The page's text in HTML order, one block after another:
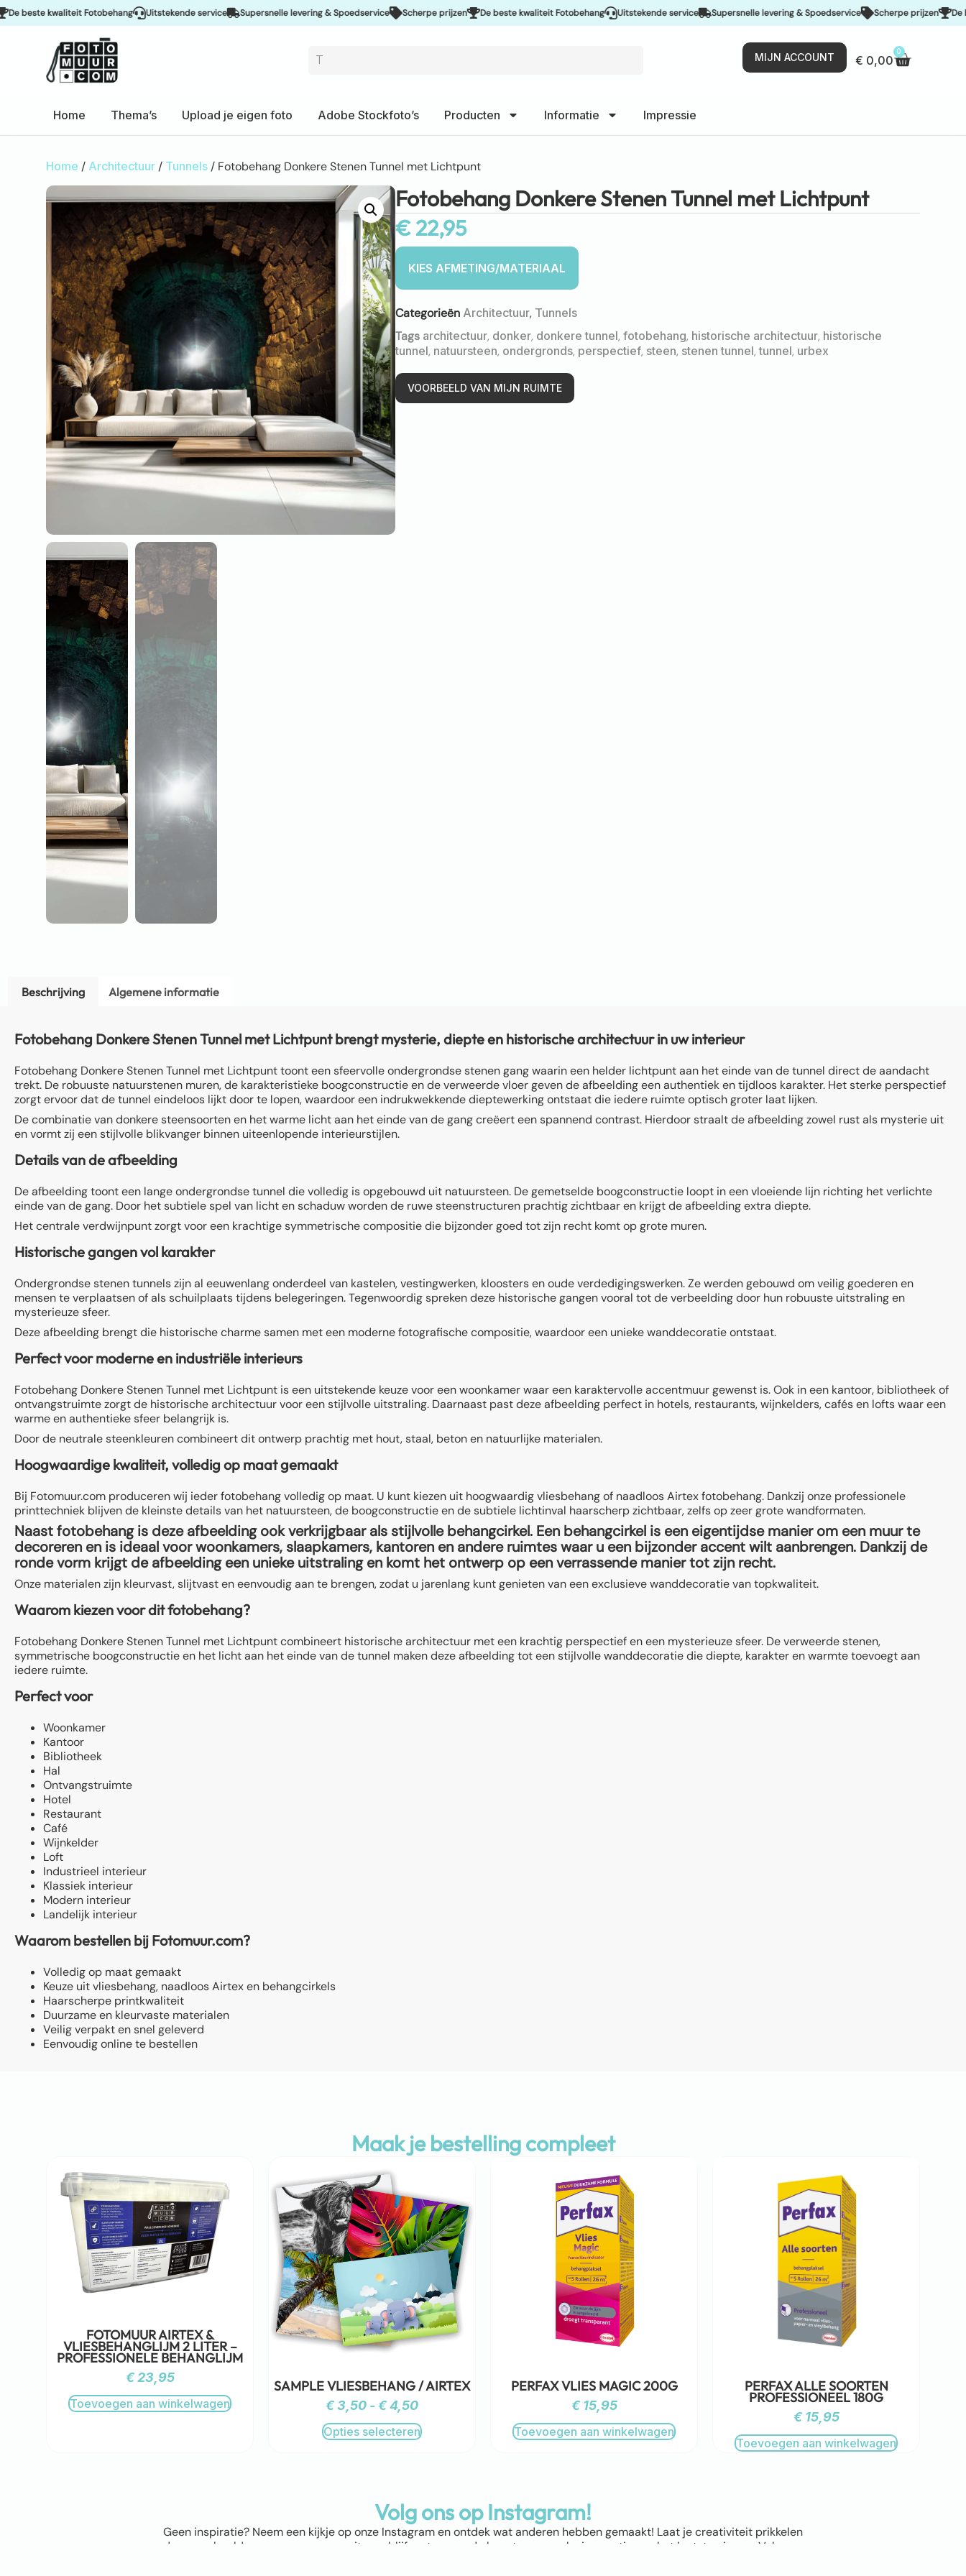
kwaliteit Fotobehang Uitstekende service Supersnelle levering & Spoedservice Scherpe prijzen De beste kwaliteit Fotobehang Uitstekende service Supersnelle levering & Spoedservice Scherpe prijzen De beste
MIJN ACCOUNT € 0,00
0
Home Thema’s Upload je eigen foto Adobe Stockfoto’s Producten Informatie Impressie
Home / Architectuur / Tunnels / Fotobehang Donkere Stenen Tunnel met Lichtpunt
Fotobehang Donkere Stenen Tunnel met Lichtpunt
€22,95
Categorieën Architectuur, Tunnels
Tags architectuur, donker, donkere tunnel,fotobehang, historische architectuur, historische
tunnel, natuursteen, ondergronds, perspectief, steen, stenen tunnel,tunnel, urbex
VOORBEELD VAN MIJN RUIMTE
Beschrijving Algemene informatie
Fotobehang Donkere Stenen Tunnel met Lichtpunt brengt mysterie, diepte en historische architectuur in uw interieur
Fotobehang Donkere Stenen Tunnel met Lichtpunt toont een sfeervolle ondergrondse stenen gang waarin een helder lichtpunt aan het einde van de tunnel direct de aandacht
trekt. De robuuste natuurstenen muren, de karakteristieke boogconstructie en de verweerde vloer geven de afbeelding een authentiek en tijdloos karakter. Het sterke perspectief
zorgt ervoor dat de tunnel eindeloos lijkt door te lopen, waardoor een indrukwekkende dieptewerking ontstaat die iedere ruimte optisch groter laat lijken.
De combinatie van donkere steensoorten en het warme licht aan het einde van de gang creëert een spannend contrast. Hierdoor straalt de afbeelding zowel rust als mysterie uit
en vormt zij een stijlvolle blikvanger binnen uiteenlopende interieurstijlen.
Details van de afbeelding
De afbeelding toont een lange ondergrondse tunnel die volledig is opgebouwd uit natuursteen. De gemetselde boogconstructie loopt in een vloeiende lijn richting het verlichte
einde van de gang. Door het subtiele spel van licht en schaduw worden de ruwe steenstructuren prachtig zichtbaar en krijgt de afbeelding extra diepte.
Het centrale verdwijnpunt zorgt voor een krachtige symmetrische compositie die bijzonder goed tot zijn recht komt op grote muren.
Historische gangen vol karakter
Ondergrondse stenen tunnels zijn al eeuwenlang onderdeel van kastelen, vestingwerken, kloosters en oude verdedigingswerken. Ze werden gebouwd om veilig goederen en
mensen te verplaatsen of als schuilplaats tijdens belegeringen. Tegenwoordig spreken deze historische gangen vooral tot de verbeelding door hun robuuste uitstraling en
mysterieuze sfeer.
Deze afbeelding brengt die historische charme samen met een moderne fotografische compositie, waardoor een unieke wanddecoratie ontstaat.
Perfect voor moderne en industriële interieurs
Fotobehang Donkere Stenen Tunnel met Lichtpunt is een uitstekende keuze voor een woonkamer waar een karaktervolle accentmuur gewenst is. Ook in een kantoor, bibliotheek of
ontvangstruimte zorgt de historische architectuur voor een stijlvolle uitstraling. Daarnaast past deze afbeelding perfect in hotels, restaurants, wijnkelders, cafés en lofts waar een
warme en authentieke sfeer belangrijk is.
Door de neutrale steenkleuren combineert dit ontwerp prachtig met hout, staal, beton en natuurlijke materialen.
Hoogwaardige kwaliteit, volledig op maat gemaakt
Bij Fotomuur.com produceren wij ieder fotobehang volledig op maat. U kunt kiezen uit hoogwaardig vliesbehang of naadloos Airtex fotobehang. Dankzij onze professionele
printtechniek blijven de kleinste details van het natuursteen, de boogconstructie en de subtiele lichtinval haarscherp zichtbaar, zelfs op zeer grote wandformaten.
Naast fotobehang is deze afbeelding ook verkrijgbaar als stijlvolle behangcirkel. Een behangcirkel is een eigentijdse manier om een muur te
decoreren en is ideaal voor woonkamers, slaapkamers, kantoren en andere ruimtes waar u een bijzonder accent wilt aanbrengen. Dankzij de
ronde vorm krijgt de afbeelding een unieke uitstraling en komt het ontwerp op een verrassende manier tot zijn recht.
Onze materialen zijn kleurvast, slijtvast en eenvoudig aan te brengen, zodat u jarenlang kunt genieten van een exclusieve wanddecoratie van topkwaliteit.
Waarom kiezen voor dit fotobehang?
Fotobehang Donkere Stenen Tunnel met Lichtpunt combineert historische architectuur met een krachtig perspectief en een mysterieuze sfeer. De verweerde stenen,
symmetrische boogconstructie en het licht aan het einde van de tunnel maken deze afbeelding tot een stijlvolle wanddecoratie die diepte, karakter en warmte toevoegt aan
iedere ruimte.
Perfect voor
Woonkamer
Kantoor
Bibliotheek
Hal
Ontvangstruimte
Hotel
Restaurant
Café
Wijnkelder
Loft
Industrieel interieur
Klassiek interieur
Modern interieur
Landelijk interieur
Waarom bestellen bij Fotomuur.com?
Volledig op maat gemaakt
Keuze uit vliesbehang, naadloos Airtex en behangcirkels
Haarscherpe printkwaliteit
Duurzame en kleurvaste materialen
Veilig verpakt en snel geleverd
Eenvoudig online te bestellen
Maak je bestelling compleet
FOTOMUUR AIRTEX &
VLIESBEHANGLIJM 2 LITER –
PROFESSIONELE BEHANGLIJM
€23,95
Toevoegen aan winkelwagen
SAMPLE VLIESBEHANG / AIRTEX
€3,50 - €4,50
Opties selecteren
PERFAX VLIES MAGIC 200G
€15,95
Toevoegen aan winkelwagen
PERFAX ALLE SOORTEN
PROFESSIONEEL 180G
€15,95
Toevoegen aan winkelwagen
Volg ons op Instagram!
Geen inspiratie? Neem een kijkje op onze Instagram en ontdek wat anderen hebben gemaakt! Laat je creativiteit prikkelen
door voorbeelden van onze community, en blijf meteen op de hoogte van exclusieve acties en het laatste nieuws. Volg ons